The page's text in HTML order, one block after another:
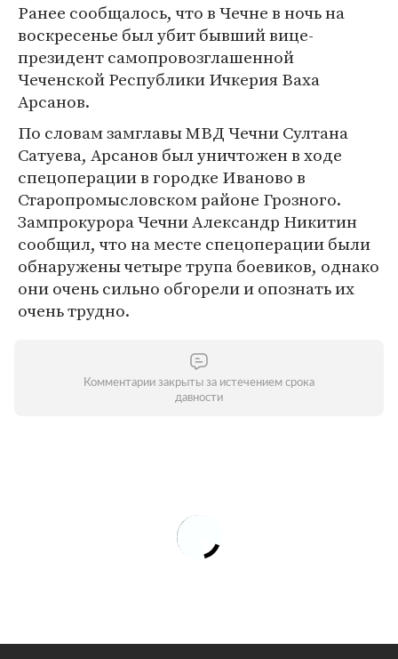
Ранее сообщалось, что в Чечне в ночь на
воскресенье был убит бывший вице-
президент самопровозглашенной
Чеченской Республики Ичкерия Ваха
Арсанов.
По словам замглавы МВД Чечни Султана
Сатуева, Арсанов был уничтожен в ходе
спецоперации в городке Иваново в
Старопромысловском районе Грозного.
Зампрокурора Чечни Александр Никитин
сообщил, что на месте спецоперации были
обнаружены четыре трупа боевиков, однако
они очень сильно обгорели и опознать их
очень трудно.
Комментарии закрыты за истечением срока
давности